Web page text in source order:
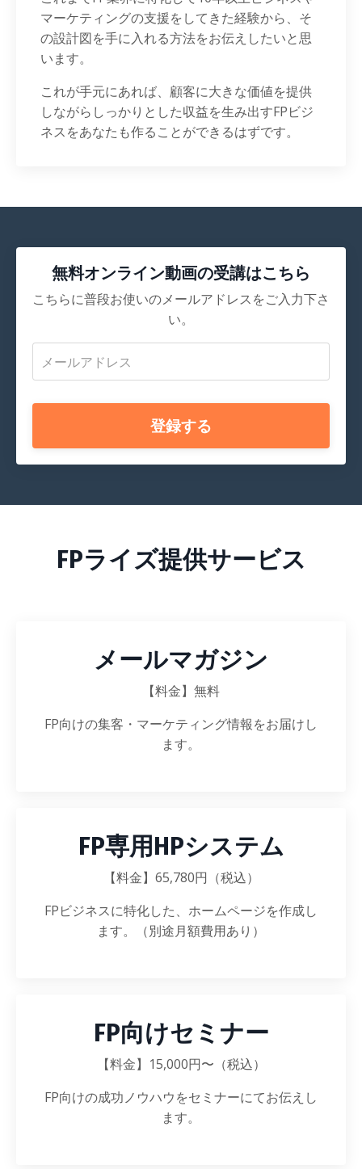
マーケティングの支援をしてきた経験から、そ
の設計図を手に入れる方法をお伝えしたいと思
います。
これが手元にあれば、顧客に大きな価値を提供
しながらしっかりとした収益を生み出すFPビジ
ネスをあなたも作ることができるはずです。
無料オンライン動画の受講はこちら
こちらに普段お使いのメールアドレスをご入力下さ
い。
登録する
FPライズ提供サービス
メールマガジン
【料金】無料
FP向けの集客・マーケティング情報をお届けし
ます。
FP専用HPシステム
【料金】65,780円（税込）
FPビジネスに特化した、ホームページを作成し
ます。（別途月額費用あり）
FP向けセミナー
【料金】15,000円〜（税込）
FP向けの成功ノウハウをセミナーにてお伝えし
ます。